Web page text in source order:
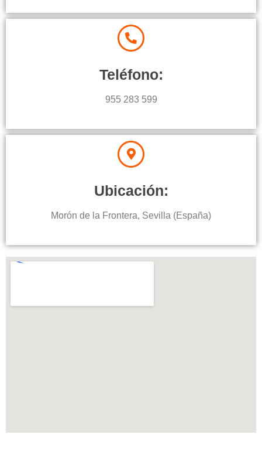
Teléfono:
955 283 599
Ubicación:
Morón de la Frontera, Sevilla (España)